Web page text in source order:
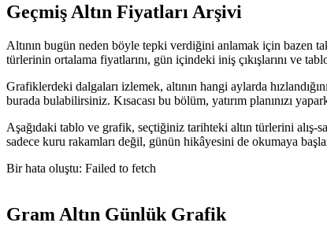
Geçmiş Altın Fiyatları Arşivi
Altının bugün neden böyle tepki verdiğini anlamak için bazen
türlerinin ortalama fiyatlarını, gün içindeki iniş çıkışlarını ve
Grafiklerdeki dalgaları izlemek, altının hangi aylarda
burada bulabilirsiniz. Kısacası bu bölüm, yatırım planınızı
Aşağıdaki tablo ve grafik, seçtiğiniz tarihteki altın türlerini alış-
sadece kuru rakamları değil, günün hikâyesini de okumaya
Bir hata oluştu: Failed to fetch
Gram Altın Günlük Grafik